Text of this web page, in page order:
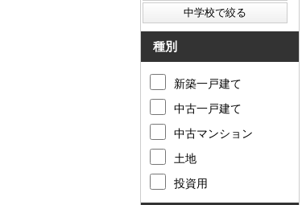
種別
新築一戸建て
中古一戸建て
中古マンション
土地
投資用